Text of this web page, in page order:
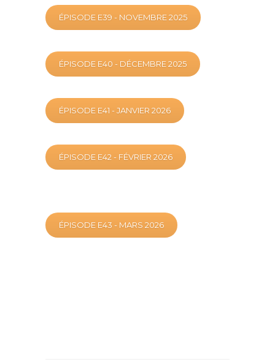
ÉPISODE E39 - NOVEMBRE 2025
ÉPISODE E40 - DÉCEMBRE 2025
ÉPISODE E41 - JANVIER 2026
ÉPISODE E42 - FÉVRIER 2026
ÉPISODE E43 - MARS 2026